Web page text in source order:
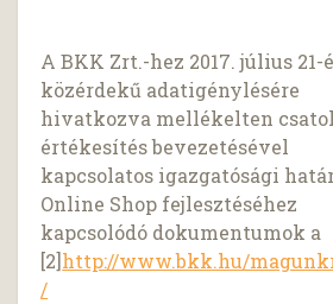
A BKK Zrt.-hez 2017. július
közérdekű adatigénylésére
hivatkozva mellékelten
értékesítés bevezetésével
kapcsolatos igazgatósági
Online Shop fejlesztéséhez
kapcsolódó dokumentumok a
[2]http://www.bkk.hu/
/